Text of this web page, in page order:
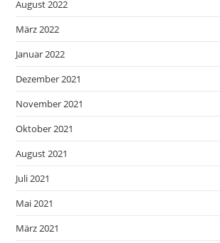
August 2022
März 2022
Januar 2022
Dezember 2021
November 2021
Oktober 2021
August 2021
Juli 2021
Mai 2021
März 2021